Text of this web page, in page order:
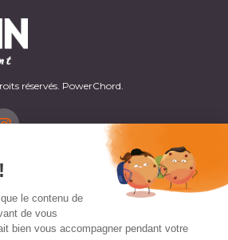
le contenu de
de vous
bien vous accompagner pendant votre
réservés. PowerChord.